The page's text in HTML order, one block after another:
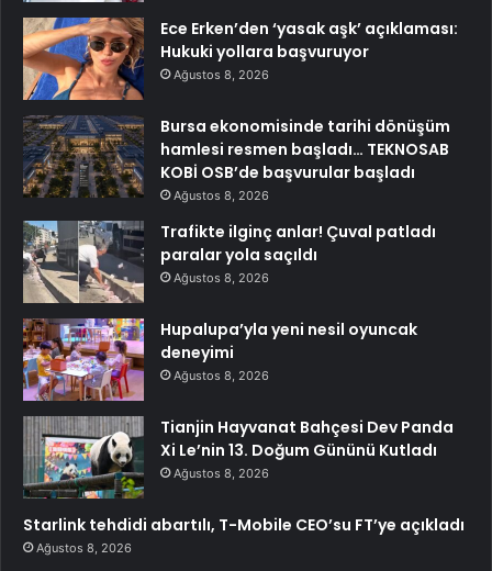
Ece Erken’den ‘yasak aşk’ açıklaması:
Hukuki yollara başvuruyor
Ağustos 8, 2026
Bursa ekonomisinde tarihi dönüşüm
hamlesi resmen başladı… TEKNOSAB
KOBİ OSB’de başvurular başladı
Ağustos 8, 2026
Trafikte ilginç anlar! Çuval patladı
paralar yola saçıldı
Ağustos 8, 2026
Hupalupa’yla yeni nesil oyuncak
deneyimi
Ağustos 8, 2026
Tianjin Hayvanat Bahçesi Dev Panda
Xi Le’nin 13. Doğum Gününü Kutladı
Ağustos 8, 2026
Starlink tehdidi abartılı, T-Mobile CEO’su FT’ye açıkladı
Ağustos 8, 2026